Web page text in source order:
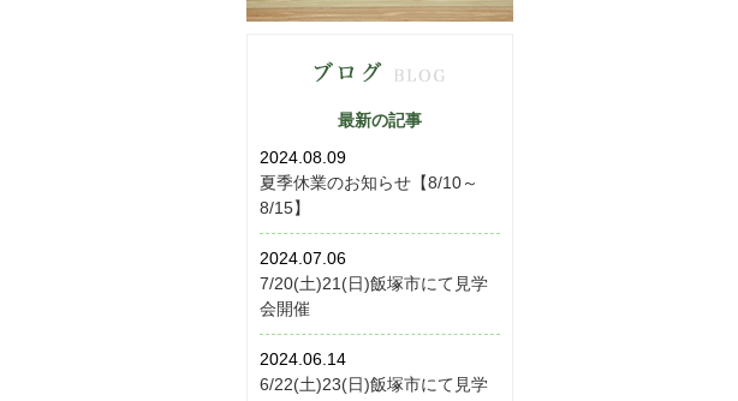
最新の記事
2024.08.09
夏季休業のお知らせ【8/10～
8/15】
2024.07.06
7/20(土)21(日)飯塚市にて見学
会開催
2024.06.14
6/22(土)23(日)飯塚市にて見学